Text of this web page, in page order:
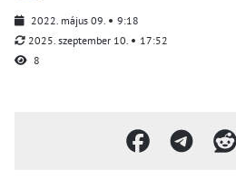
2022. május 09.
9:18
2025. szeptember 10.
17:52
8